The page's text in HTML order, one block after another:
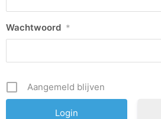
Wachtwoord *
Aangemeld blijven